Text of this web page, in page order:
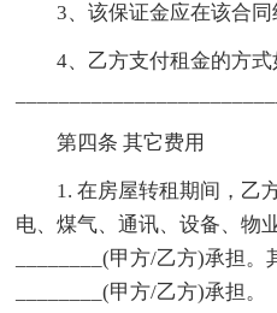
3、该保证金应在该合同
4、乙方支付租金的方式
第四条 其它费用
1. 在房屋转租期间，乙
电、煤气、通讯、设备、物
________(甲方/乙方)承担
________(甲方/乙方)承担。